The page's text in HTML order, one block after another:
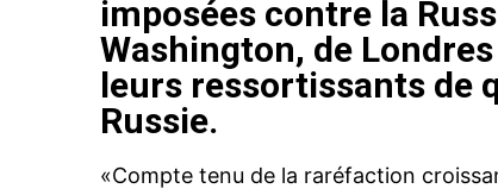
imposées contre la
Washington, de
leurs ressortissants de
Russie.
«Compte tenu de la raréfaction